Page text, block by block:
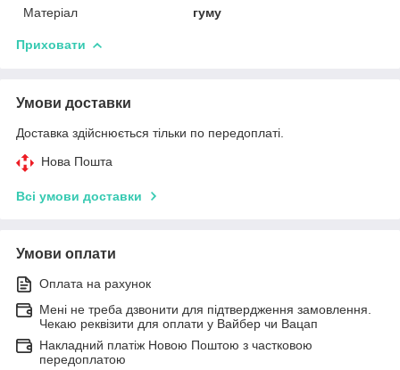
Матеріал
гуму
Приховати
Умови доставки
Доставка здійснюється тільки по передоплаті.
Нова Пошта
Всі умови доставки
Умови оплати
Оплата на рахунок
Мені не треба дзвонити для підтвердження замовлення.
Чекаю реквізити для оплати у Вайбер чи Вацап
Накладний платіж Новою Поштою з частковою
передоплатою